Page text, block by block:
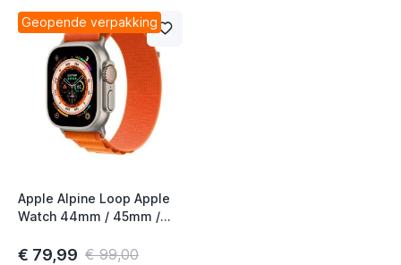
Geopende verpakking
Apple Alpine Loop Apple
Watch 44mm / 45mm /
Orange
€ 79,99 € 99,00